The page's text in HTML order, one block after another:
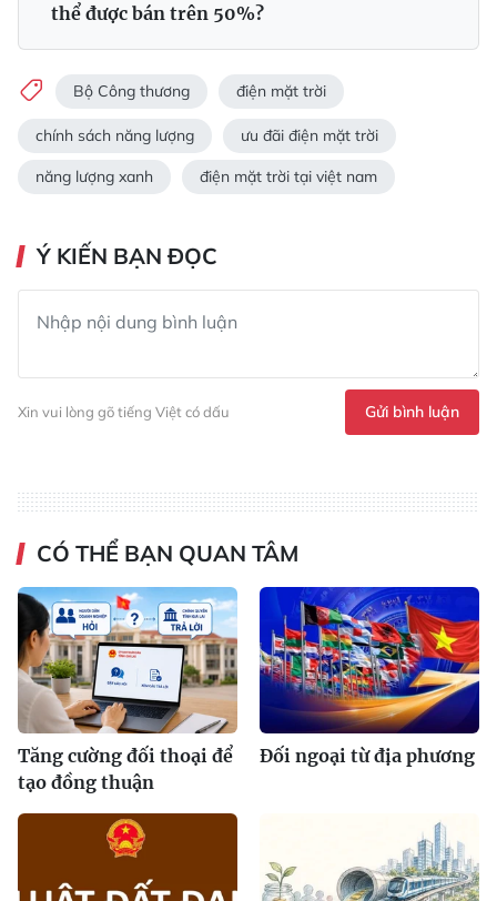
thể được bán trên 50%?
Bộ Công thương điện mặt trời
chính sách năng lượng ưu đãi điện mặt trời
năng lượng xanh điện mặt trời tại việt nam
Ý KIẾN BẠN ĐỌC
Xin vui lòng gõ tiếng Việt có dấu Gửi bình luận
CÓ THỂ BẠN QUAN TÂM
Tăng cường đối thoại để
tạo đồng thuận
Đối ngoại từ địa phương